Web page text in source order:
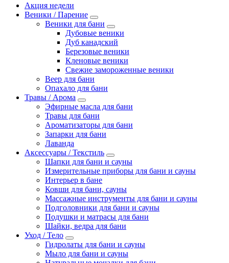
Акция недели
Веники / Парение
Веники для бани
Дубовые веники
Дуб канадский
Березовые веники
Кленовые веники
Свежие замороженные веники
Веер для бани
Опахало для бани
Травы / Арома
Эфирные масла для бани
Травы для бани
Ароматизаторы для бани
Запарки для бани
Лаванда
Аксессуары / Текстиль
Шапки для бани и сауны
Измерительные приборы для бани и сауны
Интерьер в бане
Ковши для бани, сауны
Массажные инструменты для бани и сауны
Подголовники для бани и сауны
Подушки и матрасы для бани
Шайки, ведра для бани
Уход / Тело
Гидролаты для бани и сауны
Мыло для бани и сауны